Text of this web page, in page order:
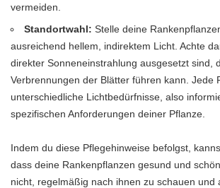
vermeiden.
Standortwahl: Stelle deine
ausreichend hellem, indirektem Licht. Achte
direkter Sonneneinstrahlung ausgesetzt sind,
Verbrennungen der Blätter führen kann. Jede
unterschiedliche Lichtbedürfnisse, also
spezifischen Anforderungen deiner Pflanze.
Indem du diese Pflegehinweise befolgst,
dass deine Rankenpflanzen gesund und
nicht, regelmäßig nach ihnen zu schauen und